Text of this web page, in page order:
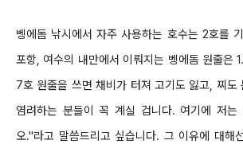
벵에돔 낚시에서 자주 사용하는 호수는 2호를
포항, 여수의 내만에서 이뤄지는 벵에돔 원줄은
7호 원줄을 쓰면 채비가 터져 고기도 잃고, 찌도
염려하는 분들이 꼭 계실 겁니다. 여기에 저는
오."라고 말씀드리고 싶습니다. 그 이유에 대해